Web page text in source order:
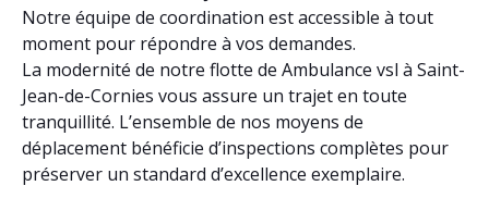
Notre équipe de coordination est accessible à tout
moment pour répondre à vos demandes.
La modernité de notre flotte de Ambulance vsl à Saint-
Jean-de-Cornies vous assure un trajet en toute
tranquillité. L’ensemble de nos moyens de
déplacement bénéficie d’inspections complètes pour
préserver un standard d’excellence exemplaire.